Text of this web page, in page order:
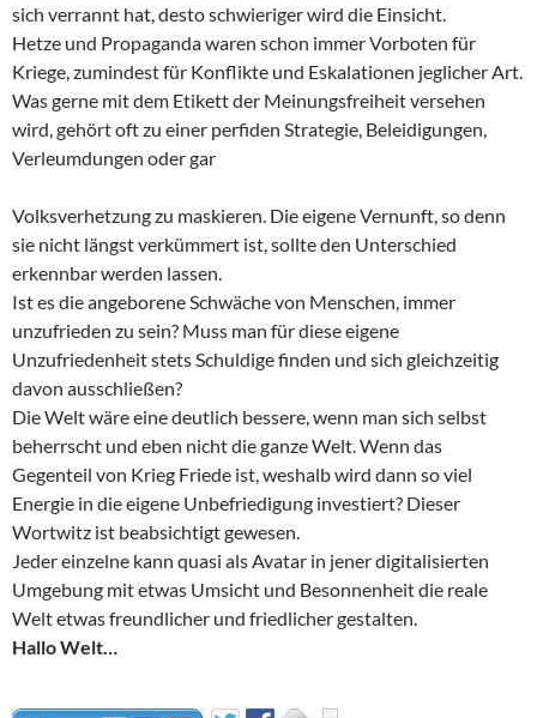
sich verrannt hat, desto schwieriger wird die Einsicht.
Hetze und Propaganda waren schon immer Vorboten für
Kriege, zumindest für Konflikte und Eskalationen jeglicher Art.
Was gerne mit dem Etikett der Meinungsfreiheit versehen
wird, gehört oft zu einer perfiden Strategie, Beleidigungen,
Verleumdungen oder gar
Volksverhetzung zu maskieren. Die eigene Vernunft, so denn
sie nicht längst verkümmert ist, sollte den Unterschied
erkennbar werden lassen.
Ist es die angeborene Schwäche von Menschen, immer
unzufrieden zu sein? Muss man für diese eigene
Unzufriedenheit stets Schuldige finden und sich gleichzeitig
davon ausschließen?
Die Welt wäre eine deutlich bessere, wenn man sich selbst
beherrscht und eben nicht die ganze Welt. Wenn das
Gegenteil von Krieg Friede ist, weshalb wird dann so viel
Energie in die eigene Unbefriedigung investiert? Dieser
Wortwitz ist beabsichtigt gewesen.
Jeder einzelne kann quasi als Avatar in jener digitalisierten
Umgebung mit etwas Umsicht und Besonnenheit die reale
Welt etwas freundlicher und friedlicher gestalten.
Hallo Welt…